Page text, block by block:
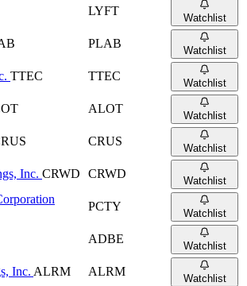
LYFT
Watchlist
PLAB
Watchlist
TTEC TTEC
Watchlist
ALOT
Watchlist
CRUS
Watchlist
Inc. CRWD CRWD
Watchlist
PCTY
Watchlist
ADBE
Watchlist
Inc. ALRM ALRM
Watchlist